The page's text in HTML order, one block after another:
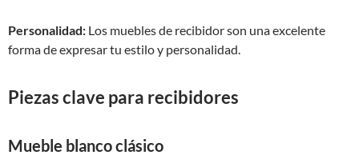
Personalidad: Los muebles de recibidor son una excelente
forma de expresar tu estilo y personalidad.
Piezas clave para recibidores
Mueble blanco clásico